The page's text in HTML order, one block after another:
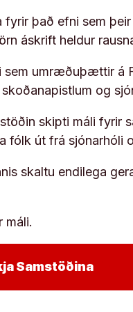
fyrir það efni sem
áskrift heldur
sem umræðuþættir á
og
skipti máli
fólk út frá sjónarhóli
skaltu endilega
máli.
Samstöðina